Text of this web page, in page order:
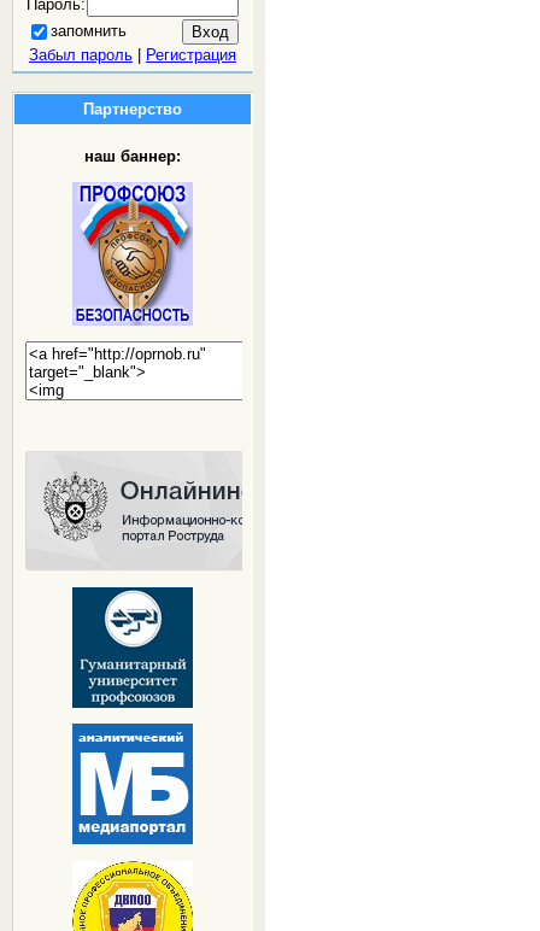
Пароль:
запомнить
Забыл пароль| Регистрация
Партнерство
наш баннер: